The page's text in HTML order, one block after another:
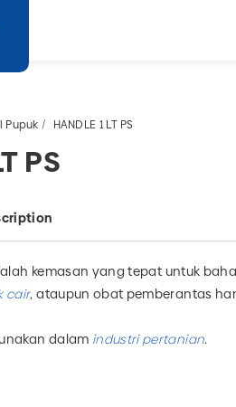
Pupuk HANDLE 1 LT PS
PS
kemasan yang tepat untuk
cair, ataupun obat pemberantas
dalam industri pertanian.